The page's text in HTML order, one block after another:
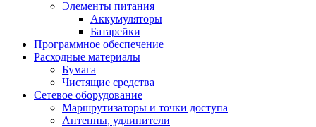
Элементы питания
Аккумуляторы
Батарейки
Программное обеспечение
Расходные материалы
Бумага
Чистящие средства
Сетевое оборудование
Маршрутизаторы и точки доступа
Антенны, удлинители